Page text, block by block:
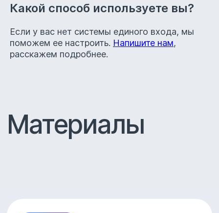
Какой способ используете вы?
Если у вас нет системы единого входа, мы
поможем ее настроить. Напишите нам,
расскажем подробнее.